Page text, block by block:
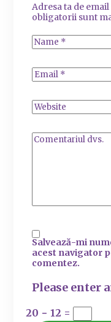
Adresa ta de
obligatorii sunt
Salvează-mi
acest navigator
comentez.
Please enter
20 − 12 =